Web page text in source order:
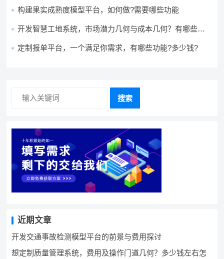
构建果实成熟度模型平台，如何做?需要哪些功能
开发智慧工地系统，市场潜力几何与成本几何？有哪些前
定制报单平台，一个满足你需求，有哪些功能?多少钱?
搜索
近期文章
开发交通事故检测模型平台的前景与费用探讨
想定制质量管理系统，费用及操作门道几何？多少钱左右怎